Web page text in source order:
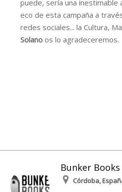
puede, sería una inestimable
eco de esta campaña a
redes sociales... la Cultura,
Solano os lo
Bunker Books
Córdoba,